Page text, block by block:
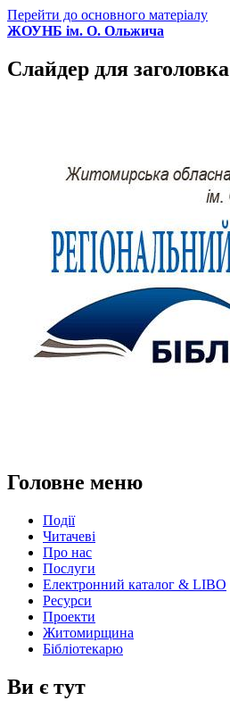
Перейти до основного матеріалу
ЖОУНБ ім. О. Ольжича
Слайдер для заголовка
Головне меню
Події
Читачеві
Про нас
Послуги
Електронний каталог & LIBO
Ресурси
Проекти
Житомирщина
Бібліотекарю
Ви є тут